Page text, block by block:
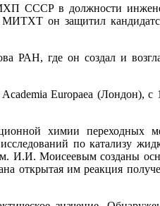
МХП СССР в должности
он защитил
РАН, где он создал и
Europaea (Лондон), с
химии переходных
по катализу
И.И. Моисеевым созданы
открытая им реакция